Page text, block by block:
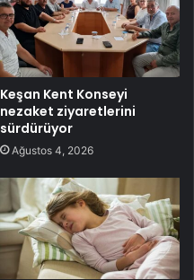
Keşan Kent Konseyi
nezaket ziyaretlerini
sürdürüyor
Ağustos 4, 2026